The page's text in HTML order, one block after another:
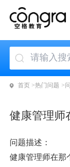
首页 >热门问题 >
健康管理师
问题描述：
健康管理师在那